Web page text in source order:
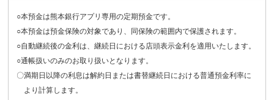
○本預金は熊本銀行アプリ専用の定期預金です。
○本預金は預金保険の対象であり、同保険の範囲内で保護されます。
○自動継続後の金利は、継続日における店頭表示金利を適用いたします。
○通帳扱いのみのお取り扱いとなります。
〇満期日以降の利息は解約日または書替継続日における普通預金利率に
より計算します。